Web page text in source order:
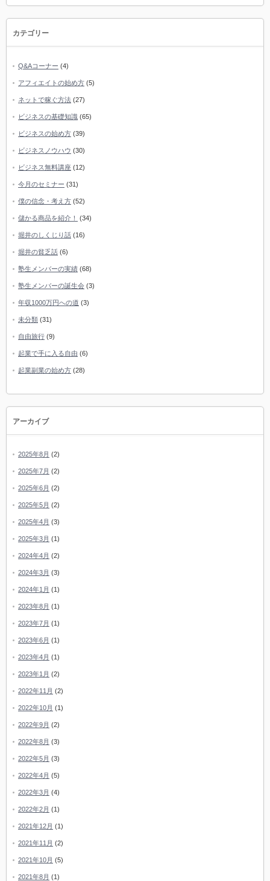
カテゴリー
Q&Aコーナー (4)
アフィエイトの始め方 (5)
ネットで稼ぐ方法 (27)
ビジネスの基礎知識 (65)
ビジネスの始め方 (39)
ビジネスノウハウ (30)
ビジネス無料講座 (12)
今月のセミナー (31)
僕の信念・考え方 (52)
儲かる商品を紹介！ (34)
堀井のしくじり話 (16)
堀井の貧乏話 (6)
塾生メンバーの実績 (68)
塾生メンバーの誕生会 (3)
年収1000万円への道 (3)
未分類 (31)
自由旅行 (9)
起業で手に入る自由 (6)
起業副業の始め方 (28)
アーカイブ
2025年8月 (2)
2025年7月 (2)
2025年6月 (2)
2025年5月 (2)
2025年4月 (3)
2025年3月 (1)
2024年4月 (2)
2024年3月 (3)
2024年1月 (1)
2023年8月 (1)
2023年7月 (1)
2023年6月 (1)
2023年4月 (1)
2023年1月 (2)
2022年11月 (2)
2022年10月 (1)
2022年9月 (2)
2022年8月 (3)
2022年5月 (3)
2022年4月 (5)
2022年3月 (4)
2022年2月 (1)
2021年12月 (1)
2021年11月 (2)
2021年10月 (5)
2021年8月 (1)